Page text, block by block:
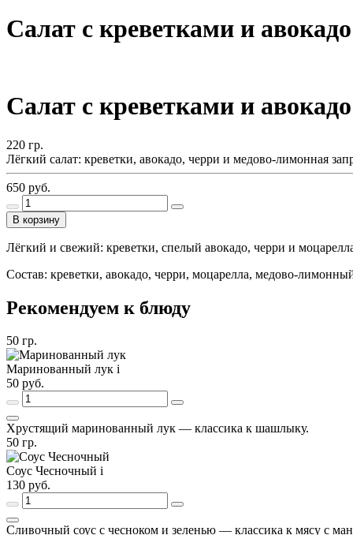
Салат с креветками и
Салат с креветками и
220 гр.
Лёгкий салат: креветки, авокадо, черри и медово-лимонная
650 руб.
В корзину
Лёгкий и свежий: креветки, спелый авокадо, черри и
Состав: креветки, авокадо, черри, моцарелла, медово-
Рекомендуем к блюду
50 гр.
Маринованный лук i
50 руб.
Хрустящий маринованный лук — классика к шашлыку.
50 гр.
Соус Чесночный i
130 руб.
Сливочный соус с чесноком и зеленью — классика к мясу с